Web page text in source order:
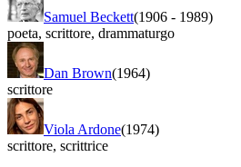
Samuel Beckett(1906 - 1989)
poeta, scrittore, drammaturgo
Dan Brown(1964)
scrittore
Viola Ardone(1974)
scrittore, scrittrice